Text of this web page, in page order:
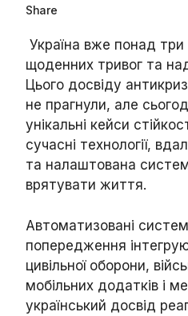
Share
Україна вже понад
щоденних тривог та
Цього досвіду
не прагнули, але
унікальні кейси
сучасні технології,
та налаштована
врятувати життя.
Автоматизовані
попередження
цивільної оборони,
мобільних додатків і
український досвід